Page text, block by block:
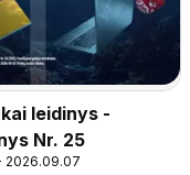
leidinys -
Nr. 25
2026.09.07